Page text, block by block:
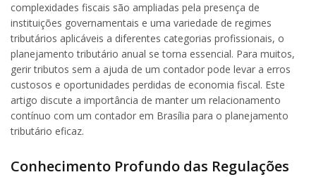
complexidades fiscais são ampliadas pela presença de
instituições governamentais e uma variedade de regimes
tributários aplicáveis a diferentes categorias profissionais, o
planejamento tributário anual se torna essencial. Para muitos,
gerir tributos sem a ajuda de um contador pode levar a erros
custosos e oportunidades perdidas de economia fiscal. Este
artigo discute a importância de manter um relacionamento
contínuo com um contador em Brasília para o planejamento
tributário eficaz.
Conhecimento Profundo das Regulações